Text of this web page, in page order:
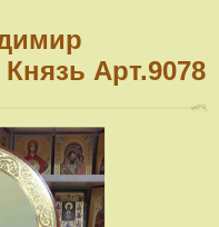
Арт.9078